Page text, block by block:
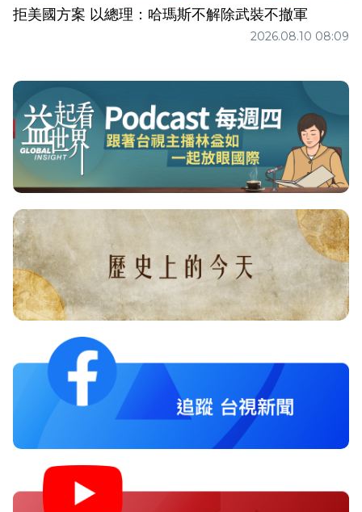
拒美國方案 以總理：哈瑪斯不解除武裝不撤軍
2026.08.10 08:09